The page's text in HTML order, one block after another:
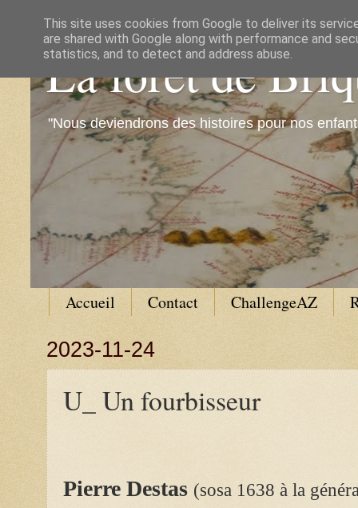
La forêt de
"Nous deviendrons des histoires pour nos
Accueil Contact ChallengeAZ
2023-11-24
U_ Un fourbisseur
Pierre Destas (sosa 1638 à la
This site uses cookies from Google to deliver its
are shared with Google along with performance and
statistics, and to detect and address abuse.